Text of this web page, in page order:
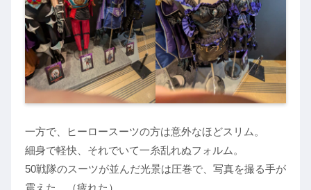
一方で、ヒーロースーツの方は意外なほどスリム。
細身で軽快、それでいて一糸乱れぬフォルム。
50戦隊のスーツが並んだ光景は圧巻で、写真を撮る手が
震えた。（疲れた）